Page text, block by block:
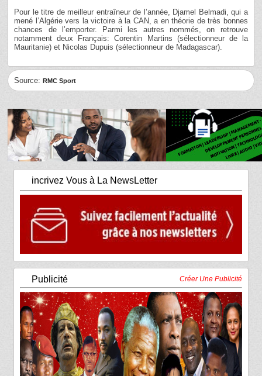
Pour le titre de meilleur entraîneur de l’année, Djamel Belmadi, qui a
mené l’Algérie vers la victoire à la CAN, a en théorie de très bonnes
chances de l’emporter. Parmi les autres nommés, on retrouve
notamment deux Français: Corentin Martins (sélectionneur de la
Mauritanie) et Nicolas Dupuis (sélectionneur de Madagascar).
Source:RMC Sport
incrivez Vous à La NewsLetter
Publicité Créer Une Publicité